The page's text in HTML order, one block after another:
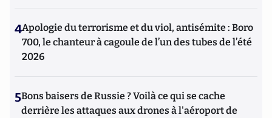
4Apologie du terrorisme et du viol, antisémite : Boro
700, le chanteur à cagoule de l’un des tubes de l’été
2026
5Bons baisers de Russie ? Voilà ce qui se cache
derrière les attaques aux drones à l'aéroport de